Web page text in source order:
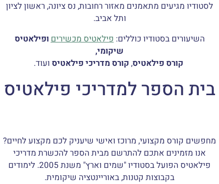
לסטודיו מגיעים מתאמנים מאזור רחובות, נס ציונה, ראשון לציון
ותל אביב.
השיעורים בסטודיו כוללים: פילאטיס מכשירים ופילאטיס
שיקומי,
קורס פילאטיס, קורס מדריכי פילאטיס ועוד.
בית הספר למדריכי פילאטיס
מחפשים קורס מקצועי, מרוכז ואישי שיעניק לכם מקצוע לחיים?
אנו מזמינים אתכם להתרשם מבית הספר להכשרת מדריכי
פילאטיס הפועל בסטודיו "שמים וארץ" משנת 2005. לימודים
בקבוצות קטנות, באוריינטציה שיקומית.